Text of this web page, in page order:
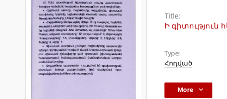
Title:
Ի գիտություն
Type:
Հոդված
More